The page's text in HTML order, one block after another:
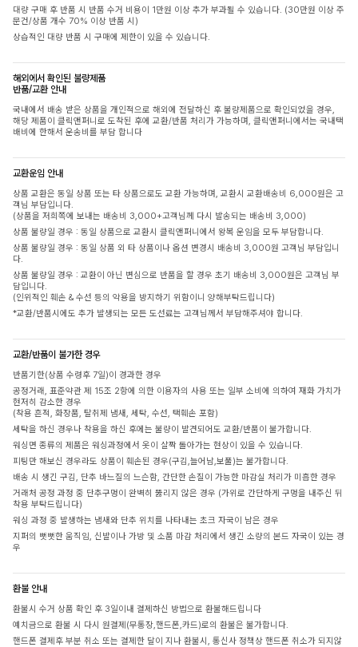
대량 구매 후 반품 시 반품 수거 비용이 1만원 이상 추가 부과될 수 있습니다. (30만원 이상 주
문건/상품 개수 70% 이상 반품 시)
상습적인 대량 반품 시 구매에 제한이 있을 수 있습니다.
해외에서 확인된 불량제품
반품/교환 안내
국내에서 배송 받은 상품을 개인적으로 해외에 전달하신 후 불량제품으로 확인되었을 경우,
해당 제품이 클릭앤퍼니로 도착된 후에 교환/반품 처리가 가능하며, 클릭앤퍼니에서는 국내택
배비에 한해서 운송비를 부담 합니다
교환운임 안내
상품 교환은 동일 상품 또는 타 상품으로도 교환 가능하며, 교환시 교환배송비 6,000원은 고
객님 부담입니다.
(상품을 저희쪽에 보내는 배송비 3,000+고객님께 다시 발송되는 배송비 3,000)
상품 불량일 경우 : 동일 상품으로 교환시 클릭앤퍼니에서 왕복 운임을 모두 부담합니다.
상품 불량일 경우 : 동일 상품 외 타 상품이나 옵션 변경시 배송비 3,000원 고객님 부담입니
다.
상품 불량일 경우 : 교환이 아닌 변심으로 반품을 할 경우 초기 배송비 3,000원은 고객님 부
담입니다.
(인위적인 훼손 & 수선 등의 악용을 방지하기 위함이니 양해부탁드립니다)
*교환/반품시에도 추가 발생되는 모든 도선료는 고객님께서 부담해주셔야 합니다.
교환/반품이 불가한 경우
반품기한(상품 수령후 7일)이 경과한 경우
공정거래, 표준약관 제 15조 2항에 의한 이용자의 사용 또는 일부 소비에 의하여 재화 가치가
현저히 감소한 경우
(착용 흔적, 화장품, 탈취제 냄새, 세탁, 수선, 택훼손 포함)
세탁을 하신 경우나 착용을 하신 후에는 불량이 발견되어도 교환/반품이 불가합니다.
워싱면 종류의 제품은 워싱과정에서 옷이 살짝 돌아가는 현상이 있을 수 있습니다.
피팅만 해보신 경우라도 상품이 훼손된 경우(구김,늘어남,보풀)는 불가합니다.
배송 시 생긴 구김, 단추 바느질의 느슨함, 간단한 손질이 가능한 마감실 처리가 미흡한 경우
거래처 공정 과정 중 단추구멍이 완벽히 뚫리지 않은 경우 (가위로 간단하게 구멍을 내주신 뒤
착용 부탁드립니다)
워싱 과정 중 발생하는 냄새와 단추 위치를 나타내는 초크 자국이 남은 경우
지퍼의 뻣뻣한 움직임, 신발이나 가방 및 소품 마감 처리에서 생긴 소량의 본드 자국이 있는 경
우
환불 안내
환불시 수거 상품 확인 후 3일이내 결제하신 방법으로 환불해드립니다
예치금으로 환불 시 다시 원결제(무통장,핸드폰,카드)로의 환불은 불가합니다.
핸드폰 결제후 부분 취소 또는 결제한 달이 지나 환불시, 통신사 정책상 핸드폰 취소가 되지않